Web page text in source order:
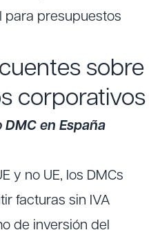
para presupuestos
sobre
corporativos
en España
y no UE, los DMCs
facturas sin IVA
de inversión del